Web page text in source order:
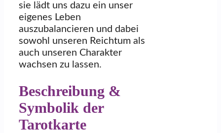
sie lädt uns dazu ein unser
eigenes Leben
auszubalancieren und dabei
sowohl unseren Reichtum als
auch unseren Charakter
wachsen zu lassen.
Beschreibung &
Symbolik der
Tarotkarte